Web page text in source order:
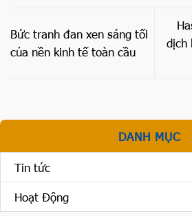
Bức tranh đan xen sáng tối
của nền kinh tế toàn cầu
dịch
DANH MỤC
Tin tức
Hoạt Động